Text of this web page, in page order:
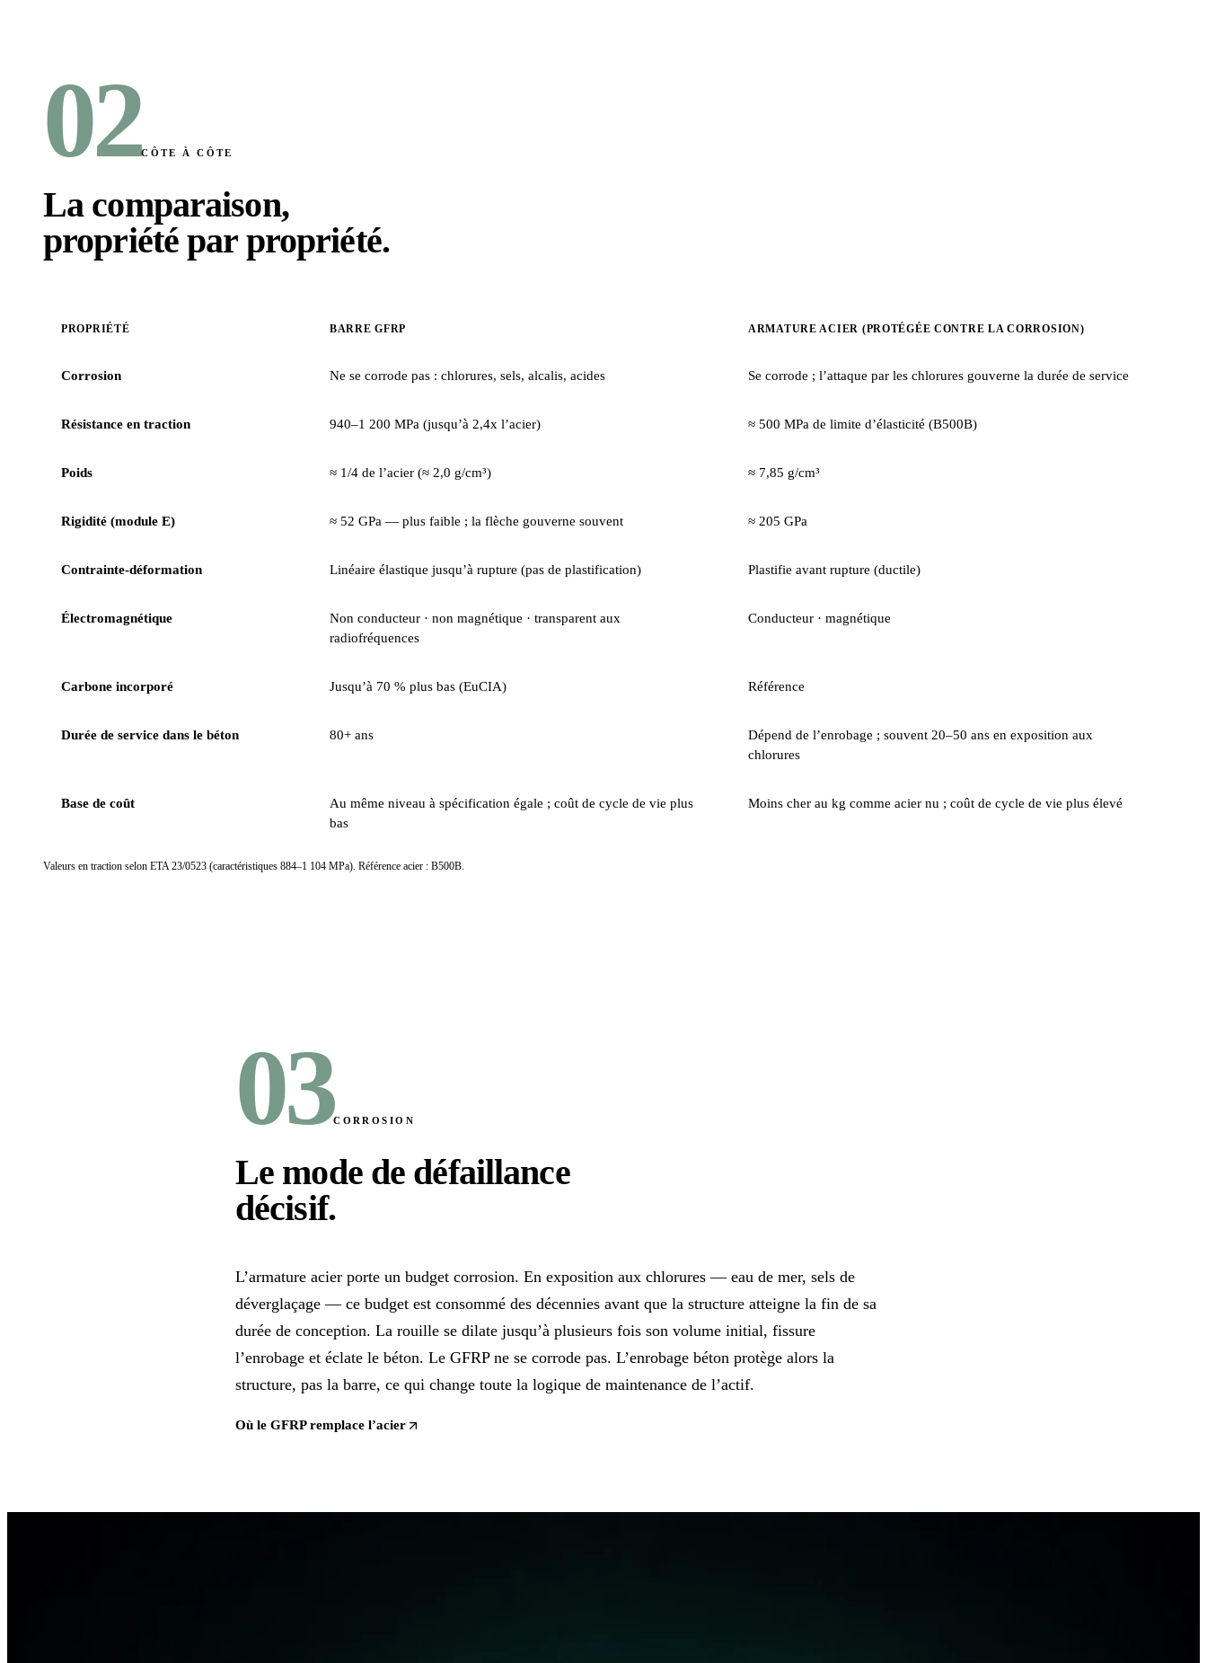
02CÔTE À CÔTE
La comparaison,
propriété par propriété.
PROPRIÉTÉ BARRE GFRP ARMATURE ACIER (PROTÉGÉE CONTRE LA CORROSION)
Corrosion Ne se corrode pas : chlorures, sels, alcalis, acides Se corrode ; l’attaque par les chlorures gouverne la durée de service
Résistance en traction 940–1 200 MPa (jusqu’à 2,4x l’acier) ≈ 500 MPa de limite d’élasticité (B500B)
Poids ≈ 1/4 de l’acier (≈ 2,0 g/cm³) ≈ 7,85 g/cm³
Rigidité (module E) ≈ 52 GPa — plus faible ; la flèche gouverne souvent ≈ 205 GPa
Contrainte-déformation Linéaire élastique jusqu’à rupture (pas de plastification) Plastifie avant rupture (ductile)
Électromagnétique
Non conducteur · non magnétique · transparent aux
radiofréquences
Conducteur · magnétique
Carbone incorporé Jusqu’à 70 % plus bas (EuCIA) Référence
Durée de service dans le béton 80+ ans
Dépend de l’enrobage ; souvent 20–50 ans en exposition aux
chlorures
Base de coût
Au même niveau à spécification égale ; coût de cycle de vie plus
bas
Moins cher au kg comme acier nu ; coût de cycle de vie plus élevé
Valeurs en traction selon ETA 23/0523 (caractéristiques 884–1 104 MPa). Référence acier : B500B.
03CORROSION
Le mode de défaillance
décisif.
L’armature acier porte un budget corrosion. En exposition aux chlorures — eau de mer, sels de
déverglaçage — ce budget est consommé des décennies avant que la structure atteigne la fin de sa
durée de conception. La rouille se dilate jusqu’à plusieurs fois son volume initial, fissure
l’enrobage et éclate le béton. Le GFRP ne se corrode pas. L’enrobage béton protège alors la
structure, pas la barre, ce qui change toute la logique de maintenance de l’actif.
Où le GFRP remplace l’acier